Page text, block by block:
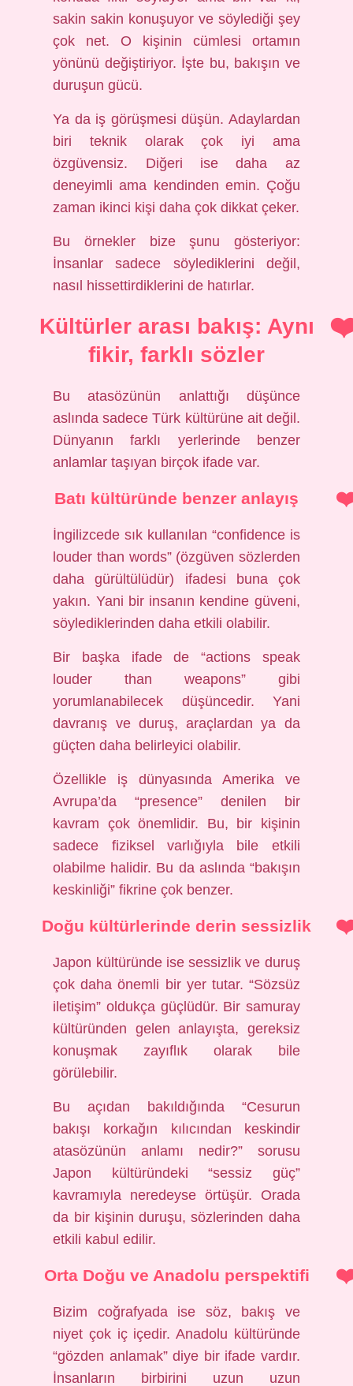
sakin sakin konuşuyor ve söylediği şey
çok net. O kişinin cümlesi ortamın
yönünü değiştiriyor. İşte bu, bakışın ve
duruşun gücü.
Ya da iş görüşmesi düşün. Adaylardan
biri teknik olarak çok iyi ama
özgüvensiz. Diğeri ise daha az
deneyimli ama kendinden emin. Çoğu
zaman ikinci kişi daha çok dikkat çeker.
Bu örnekler bize şunu gösteriyor:
İnsanlar sadece söylediklerini değil,
nasıl hissettirdiklerini de hatırlar.
Kültürler arası bakış: Aynı
fikir, farklı sözler
Bu atasözünün anlattığı düşünce
aslında sadece Türk kültürüne ait değil.
Dünyanın farklı yerlerinde benzer
anlamlar taşıyan birçok ifade var.
Batı kültüründe benzer anlayış
İngilizcede sık kullanılan “confidence is
louder than words” (özgüven sözlerden
daha gürültülüdür) ifadesi buna çok
yakın. Yani bir insanın kendine güveni,
söylediklerinden daha etkili olabilir.
Bir başka ifade de “actions speak
louder than weapons” gibi
yorumlanabilecek düşüncedir. Yani
davranış ve duruş, araçlardan ya da
güçten daha belirleyici olabilir.
Özellikle iş dünyasında Amerika ve
Avrupa’da “presence” denilen bir
kavram çok önemlidir. Bu, bir kişinin
sadece fiziksel varlığıyla bile etkili
olabilme halidir. Bu da aslında “bakışın
keskinliği” fikrine çok benzer.
Doğu kültürlerinde derin sessizlik
Japon kültüründe ise sessizlik ve duruş
çok daha önemli bir yer tutar. “Sözsüz
iletişim” oldukça güçlüdür. Bir samuray
kültüründen gelen anlayışta, gereksiz
konuşmak zayıflık olarak bile
görülebilir.
Bu açıdan bakıldığında “Cesurun
bakışı korkağın kılıcından keskindir
atasözünün anlamı nedir?” sorusu
Japon kültüründeki “sessiz güç”
kavramıyla neredeyse örtüşür. Orada
da bir kişinin duruşu, sözlerinden daha
etkili kabul edilir.
Orta Doğu ve Anadolu perspektifi
Bizim coğrafyada ise söz, bakış ve
niyet çok iç içedir. Anadolu kültüründe
“gözden anlamak” diye bir ifade vardır.
İnsanların birbirini uzun uzun